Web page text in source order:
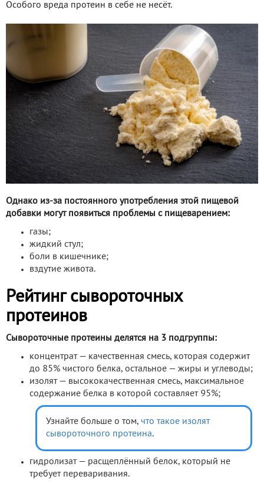
Особого вреда протеин в себе не несёт.
Однако из-за постоянного употребления этой пищевой
добавки могут появиться проблемы с пищеварением:
газы;
жидкий стул;
боли в кишечнике;
вздутие живота.
Рейтинг сывороточных
протеинов
Сывороточные протеины делятся на 3 подгруппы:
концентрат — качественная смесь, которая содержит
до 85% чистого белка, остальное — жиры и углеводы;
изолят — высококачественная смесь, максимальное
содержание белка в которой составляет 95%;
Узнайте больше о том, что такое изолят
сывороточного протеина.
гидролизат — расщеплённый белок, который не
требует переваривания.